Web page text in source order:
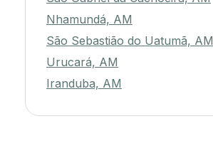
Nhamundá, AM
São Sebastião do Uatumã, AM
Urucará, AM
Iranduba, AM